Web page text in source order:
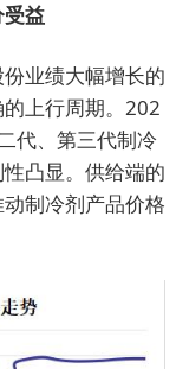
益
业绩大幅增长的
上行周期。202
代、第三代制冷
凸显。供给端的
制冷剂产品价格